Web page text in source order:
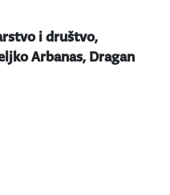
i društvo,
Arbanas, Dragan